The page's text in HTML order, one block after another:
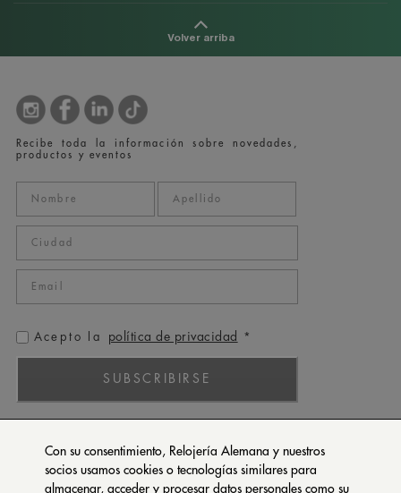
Con su consentimiento, Relojería Alemana y nuestros
socios usamos cookies o tecnologías similares para
almacenar, acceder y procesar datos personales como su
Volver arriba
Recibe toda la información sobre novedades,
productos y eventos
Acepto la política de privacidad *
SUBSCRIBIRSE
PATEK PHILIPPE
TUDOR